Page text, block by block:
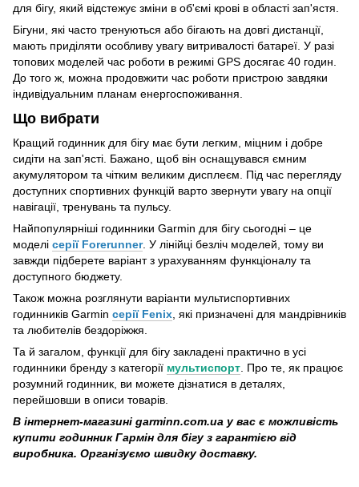
для бігу, який відстежує зміни в об'ємі крові в області зап'ястя.
Бігуни, які часто тренуються або бігають на довгі дистанції,
мають приділяти особливу увагу витривалості батареї. У разі
топових моделей час роботи в режимі GPS досягає 40 годин.
До того ж, можна продовжити час роботи пристрою завдяки
індивідуальним планам енергоспоживання.
Що вибрати
Кращий годинник для бігу має бути легким, міцним і добре
сидіти на зап'ясті. Бажано, щоб він оснащувався ємним
акумулятором та чітким великим дисплеєм. Під час перегляду
доступних спортивних функцій варто звернути увагу на опції
навігації, тренувань та пульсу.
Найпопулярніші годинники Garmin для бігу сьогодні – це
моделі серії Forerunner. У лінійці безліч моделей, тому ви
завжди підберете варіант з урахуванням функціоналу та
доступного бюджету.
Також можна розглянути варіанти мультиспортивних
годинників Garmin серії Fenix , які призначені для мандрівників
та любителів бездоріжжя.
Та й загалом, функції для бігу закладені практично в усі
годинники бренду з категорії мультиспорт . Про те, як працює
розумний годинник, ви можете дізнатися в деталях,
перейшовши в описи товарів.
В інтернет-магазині garminn.com.ua у вас є можливість
купити годинник Гармін для бігу з гарантією від
виробника. Організуємо швидку доставку.